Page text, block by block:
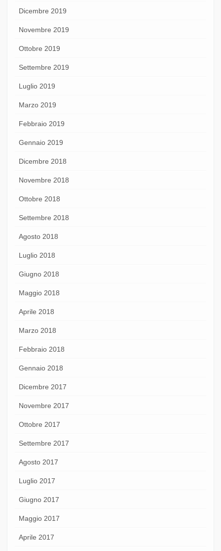
Dicembre 2019
Novembre 2019
Ottobre 2019
Settembre 2019
Luglio 2019
Marzo 2019
Febbraio 2019
Gennaio 2019
Dicembre 2018
Novembre 2018
Ottobre 2018
Settembre 2018
Agosto 2018
Luglio 2018
Giugno 2018
Maggio 2018
Aprile 2018
Marzo 2018
Febbraio 2018
Gennaio 2018
Dicembre 2017
Novembre 2017
Ottobre 2017
Settembre 2017
Agosto 2017
Luglio 2017
Giugno 2017
Maggio 2017
Aprile 2017